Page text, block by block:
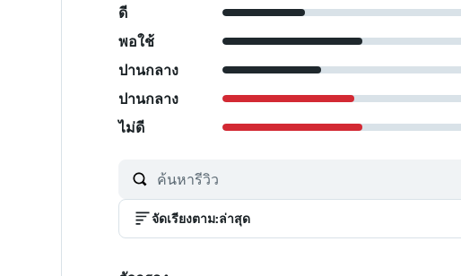
ดี
พอใช้
ปานกลาง
ปานกลาง
ไม่ดี
จัดเรียงตาม:ล่าสุด